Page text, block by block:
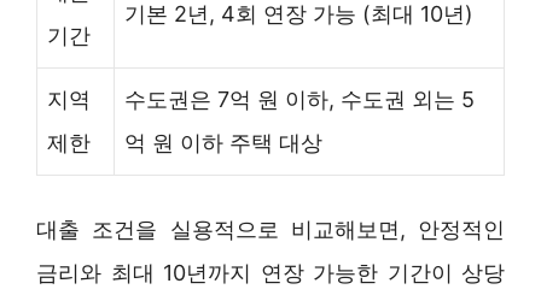
기간
기본 2년, 4회 연장 가능 (최대 10년)
지역
제한
수도권은 7억 원 이하, 수도권 외는 5
억 원 이하 주택 대상
대출 조건을 실용적으로 비교해보면, 안정적인
금리와 최대 10년까지 연장 가능한 기간이 상당